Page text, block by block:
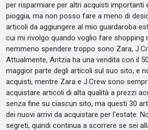
per risparmiare per altri acquisti importanti
pioggia, ma non posso fare a meno di
articoli da aggiungere al mio guardaroba
cui mi rivolgo quando voglio fare shopping
nemmeno spendere troppo sono Zara,
Attualmente, Aritzia ha una vendita con il
maggior parte degli articoli sul suo sito, e
acquisti, mentre Zara e J.Crew sono
acquistare articoli di alta qualità a prezzi
senza fine su ciascun sito, ma questi 30
dei nuovi arrivi da acquistare per l'estate.
segreti, quindi continua a scorrere se sei